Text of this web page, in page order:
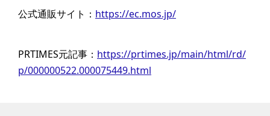
公式通販サイト： https://ec.mos.jp/
PRTIMES元記事： https://prtimes.jp/main/html/rd/
p/000000522.000075449.html